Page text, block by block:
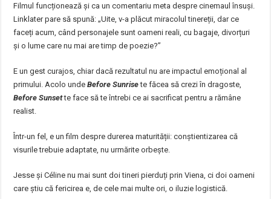
Filmul funcționează și ca un comentariu meta despre cinemaul însuși.
Linklater pare să spună: „Uite, v-a plăcut miracolul tinereții, dar ce
faceți acum, când personajele sunt oameni reali, cu bagaje, divorțuri
și o lume care nu mai are timp de poezie?”
E un gest curajos, chiar dacă rezultatul nu are impactul emoțional al
primului. Acolo undeBefore Sunrisete făcea să crezi în dragoste,
Before Sunsette face să te întrebi ce ai sacrificat pentru a rămâne
realist.
Într-un fel, e un film despre durerea maturității: conștientizarea că
visurile trebuie adaptate, nu urmărite orbește.
Jesse și Céline nu mai sunt doi tineri pierduți prin Viena, ci doi oameni
care știu că fericirea e, de cele mai multe ori, o iluzie logistică.